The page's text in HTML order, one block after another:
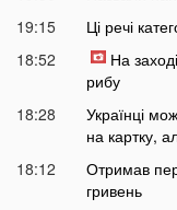
19:15
Ці речі
18:52
На
рибу
18:28
Українці
на картку,
18:12
Отримав
гривень